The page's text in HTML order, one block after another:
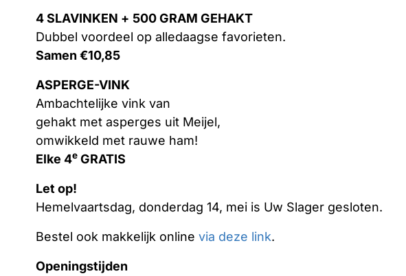
4 SLAVINKEN + 500 GRAM GEHAKT
Dubbel voordeel op alledaagse favorieten.
Samen €10,85
ASPERGE-VINK
Ambachtelijke vink van
gehakt met asperges uit Meijel,
omwikkeld met rauwe ham!
Elke 4e GRATIS
Let op!
Hemelvaartsdag, donderdag 14, mei is Uw Slager gesloten.
Bestel ook makkelijk online via deze link.
Openingstijden